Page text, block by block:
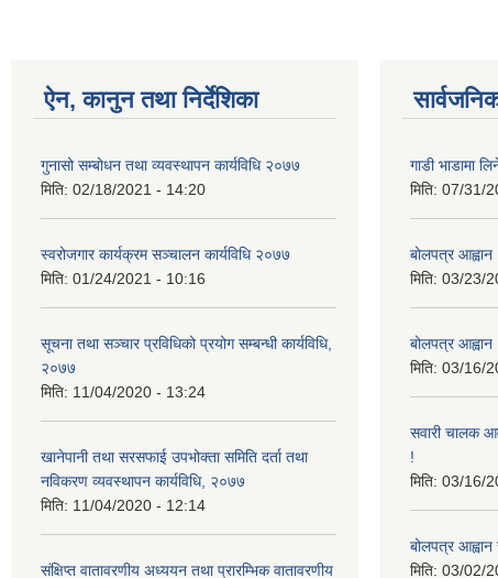
ऐन, कानुन तथा निर्देशिका
गुनासो सम्बोधन तथा व्यवस्थापन कार्यविधि २०७७
मिति: 02/18/2021 - 14:20
स्वरोजगार कार्यक्रम सञ्चालन कार्यविधि २०७७
मिति: 01/24/2021 - 10:16
सूचना तथा सञ्चार प्रविधिको प्रयोग सम्बन्धी कार्यविधि,
२०७७
मिति: 11/04/2020 - 13:24
खानेपानी तथा सरसफाई उपभोक्ता समिति दर्ता तथा
नविकरण व्यवस्थापन कार्यविधि, २०७७
मिति: 11/04/2020 - 12:14
संक्षिप्त वातावरणीय अध्ययन तथा प्रारम्भिक वातावरणीय
गाडी भाडामा
मिति: 07/31/
बोलपत्र आह्वान
मिति: 03/23/
बोलपत्र आह्वान
मिति: 03/16/
सवारी चालक
!
मिति: 03/16/
बोलपत्र आह्वान
मिति: 03/02/